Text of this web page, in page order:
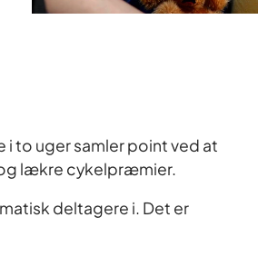
to uger samler point ved at
lækre cykelpræmier.
deltagere i. Det er